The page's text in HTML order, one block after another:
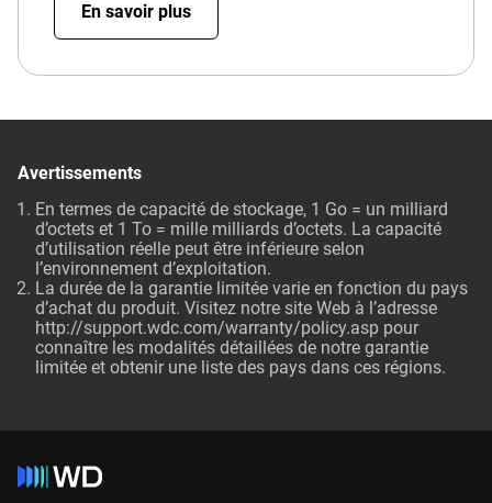
En savoir plus
Avertissements
En termes de capacité de stockage, 1 Go = un milliard
d’octets et 1 To = mille milliards d’octets. La capacité
d’utilisation réelle peut être inférieure selon
l’environnement d’exploitation.
La durée de la garantie limitée varie en fonction du pays
d’achat du produit. Visitez notre site Web à l’adresse
http://support.wdc.com/warranty/policy.asp pour
connaître les modalités détaillées de notre garantie
limitée et obtenir une liste des pays dans ces régions.